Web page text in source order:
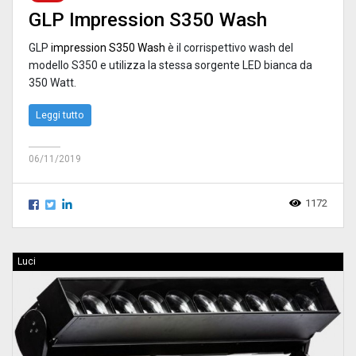
GLP Impression S350 Wash
GLP impression S350 Wash è il corrispettivo wash del
modello S350 e utilizza la stessa sorgente LED bianca da
350 Watt.
Leggi tutto
06/11/2019
1172
Luci